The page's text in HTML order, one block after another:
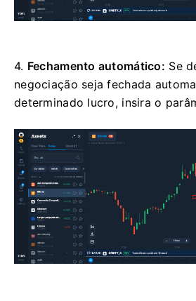
4. Fechamento automático: Se
negociação seja fechada
determinado lucro, insira o